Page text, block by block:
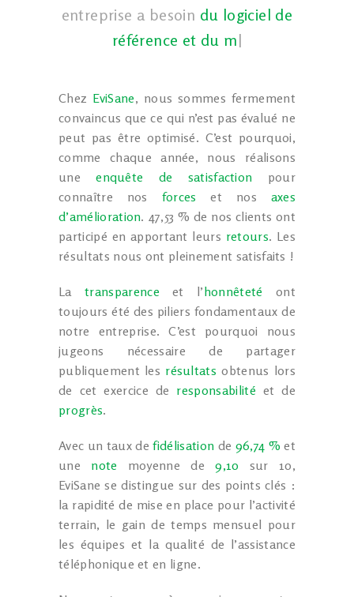
entreprise a besoin du logiciel de
référence et du meil
Chez EviSane, nous sommes fermement
convaincus que ce qui n’est pas évalué ne
peut pas être optimisé. C’est pourquoi,
comme chaque année, nous réalisons
uneenquête de satisfaction pour
connaître nos forces et nos axes
d’amélioration. 47,53 % de nos clients ont
participé en apportant leurs retours. Les
résultats nous ont pleinement satisfaits !
La transparence et l’honnêteté ont
toujours été des piliers fondamentaux de
notre entreprise. C’est pourquoi nous
jugeons nécessaire de partager
publiquement les résultats obtenus lors
de cet exercice de responsabilité et de
progrès.
Avec un taux defidélisation de 96,74 % et
une note moyenne de9,10 sur 10,
EviSane se distingue sur des points clés :
la rapidité de mise en place pour l’activité
terrain, le gain de temps mensuel pour
les équipes et la qualité de l’assistance
téléphonique et en ligne.